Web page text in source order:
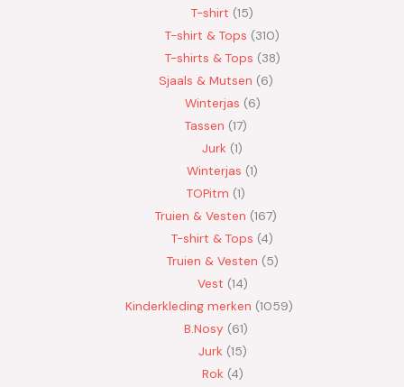
T-shirt 15
T-shirt & Tops 310
T-shirts & Tops 38
Sjaals & Mutsen 6
Winterjas 6
Tassen 17
Jurk 1
Winterjas 1
TOPitm 1
Truien & Vesten 167
T-shirt & Tops 4
Truien & Vesten 5
Vest 14
Kinderkleding merken 1059
B.Nosy 61
Jurk 15
Rok 4